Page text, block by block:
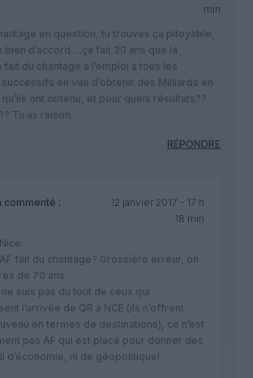
min
en question, tu trouves ça pitoyable,
bien d’accord….ça fait 30 ans que la
fait du chantage à l’emploi à tous les
en vue d’obtenir des Milliards en
ont obtenu, et pour quels résultats??
Tu as raison..
RÉPONDRE
commenté :
12 janvier 2017 - 17 h
18 min
fait du chantage? Grossière erreur, on
de 70 ans.
suis pas du tout de ceux qui
l’arrivée de QR à NCE (ils n’offrent
en termes de destinations), ce n’est
pas AF qui est placé pour donner des
d’économie, ni de géopolitique!